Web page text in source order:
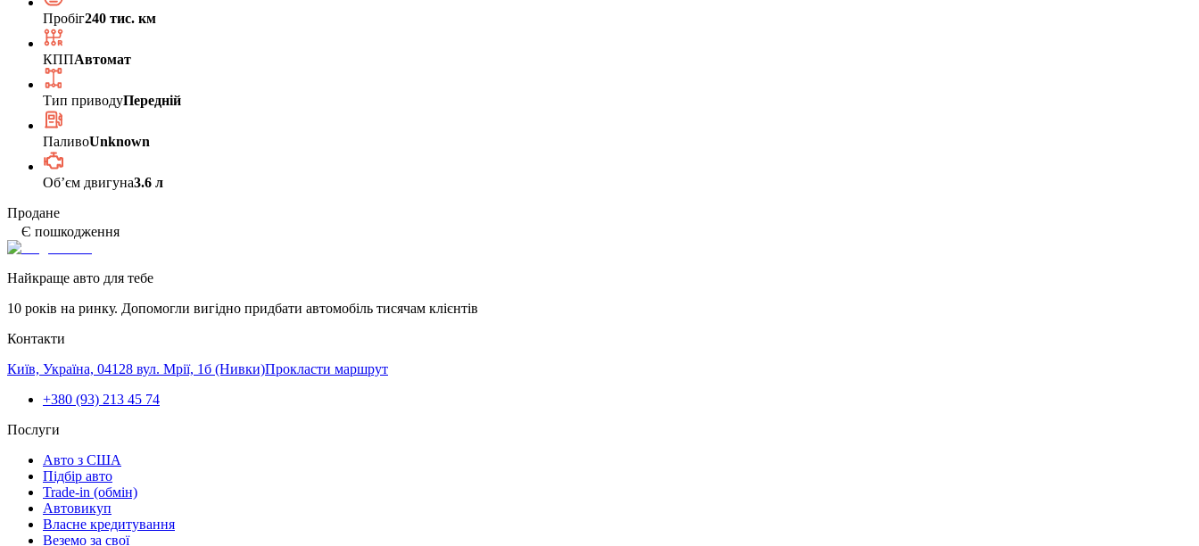
Пробіг240 тис. км
КППАвтомат
Тип приводуПередній
ПаливоUnknown
Обʼєм двигуна3.6 л
Продане
Є пошкодження
Найкраще авто для тебе
10 років на ринку. Допомогли вигідно придбати автомобіль тисячам клієнтів
Контакти
Київ, Україна, 04128 вул. Мрії, 1б (Нивки)Прокласти маршрут
+380 (93) 213 45 74
Послуги
Авто з США
Підбір авто
Trade-in (обмін)
Автовикуп
Власне кредитування
Веземо за свої